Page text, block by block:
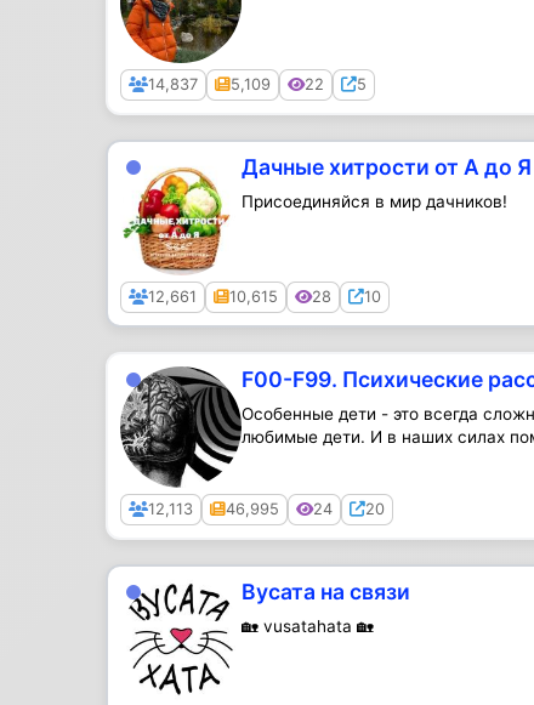
Public
14,837 5,109 22 5
Public
Дачные хитрости от А до Я
Присоединяйся в мир дачников!
12,661 10,615 28 10
Public
F00-F99. Психические
Особенные дети - это всегда
любимые дети. И в наших силах
12,113 46,995 24 20
Вусата на связи
🏡 vusatahata 🏡